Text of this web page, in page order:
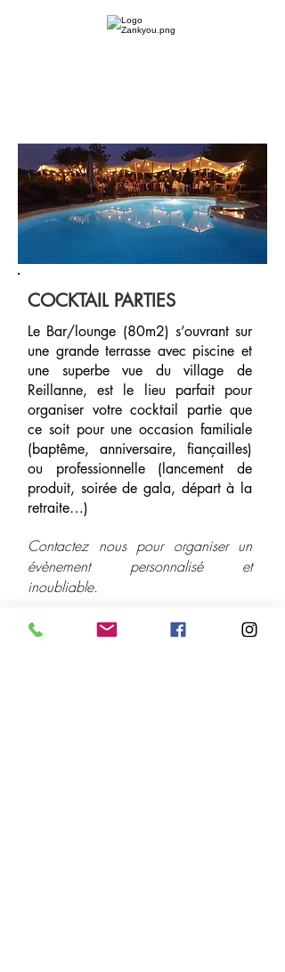
COCKTAIL PARTIES
Le Bar/lounge (80m2) s’ouvrant sur
une grande terrasse avec piscine et
une superbe vue du village de
Reillanne, est le lieu parfait pour
organiser votre cocktail partie que
ce soit pour une occasion familiale
(baptême, anniversaire, fiançailles)
ou professionnelle (lancement de
produit, soirée de gala, départ à la
retraite…)
Contactez nous pour organiser un
évènement personnalisé et
inoubliable.